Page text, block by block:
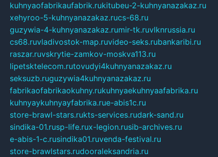
kuhnyaofabrikaufabrik.rukitubeu-2-kuhnyanazakaz.ru
xehyroo-5-kuhnyanazakaz.rucs-68.ru
guzywia-4-kuhnyanazakaz.rumir-tk.ruvlknrussia.ru
cs68.ruvladivostok-map.ruvideo-seks.rubankaribi.ru
raszar.ruvskrytie-zamkov-moskva113.ru
lipetsktelecom.rutovudyi4kuhnyanazakaz.ru
seksuzb.ruguzywia4kuhnyanazakaz.ru
fabrikaofabrikaokuhny.rukuhnyaekuhnyaafabrika.ru
kuhnyaykuhnyayfabrika.rue-abis1c.ru
store-brawl-stars.rukts-services.rudark-sand.ru
sindika-01.rusp-life.rux-legion.rusib-archives.ru
e-abis-1-c.rusindika01.ruvenda-festival.ru
store-brawlstars.rudooraleksandria.ru